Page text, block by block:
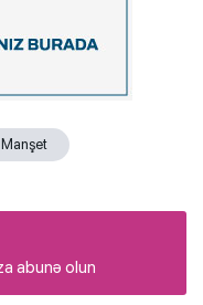
Manşet
abunə olun